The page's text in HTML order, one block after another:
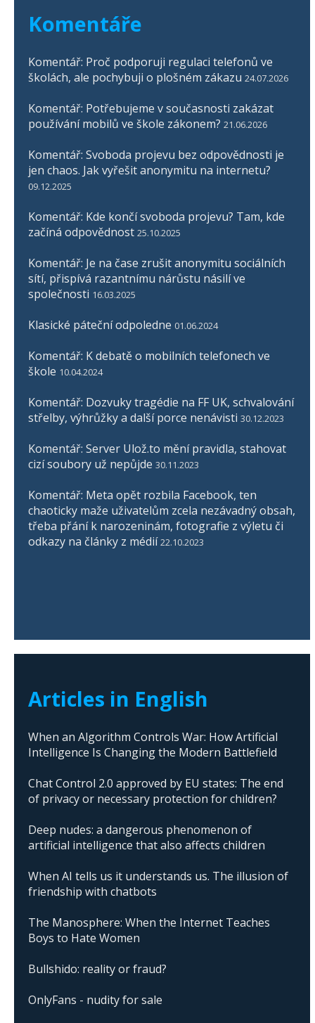
Komentáře
Komentář: Proč podporuji regulaci telefonů ve
školách, ale pochybuji o plošném zákazu 24.07.2026
Komentář: Potřebujeme v současnosti zakázat
používání mobilů ve škole zákonem? 21.06.2026
Komentář: Svoboda projevu bez odpovědnosti je
jen chaos. Jak vyřešit anonymitu na internetu?
09.12.2025
Komentář: Kde končí svoboda projevu? Tam, kde
začíná odpovědnost 25.10.2025
Komentář: Je na čase zrušit anonymitu sociálních
sítí, přispívá razantnímu nárůstu násilí ve
společnosti 16.03.2025
Klasické páteční odpoledne 01.06.2024
Komentář: K debatě o mobilních telefonech ve
škole 10.04.2024
Komentář: Dozvuky tragédie na FF UK, schvalování
střelby, výhrůžky a další porce nenávisti 30.12.2023
Komentář: Server Ulož.to mění pravidla, stahovat
cizí soubory už nepůjde 30.11.2023
Komentář: Meta opět rozbila Facebook, ten
chaoticky maže uživatelům zcela nezávadný obsah,
třeba přání k narozeninám, fotografie z výletu či
odkazy na články z médií 22.10.2023
Articles in English
When an Algorithm Controls War: How Artificial
Intelligence Is Changing the Modern Battlefield
Chat Control 2.0 approved by EU states: The end
of privacy or necessary protection for children?
Deep nudes: a dangerous phenomenon of
artificial intelligence that also affects children
When AI tells us it understands us. The illusion of
friendship with chatbots
The Manosphere: When the Internet Teaches
Boys to Hate Women
Bullshido: reality or fraud?
OnlyFans - nudity for sale